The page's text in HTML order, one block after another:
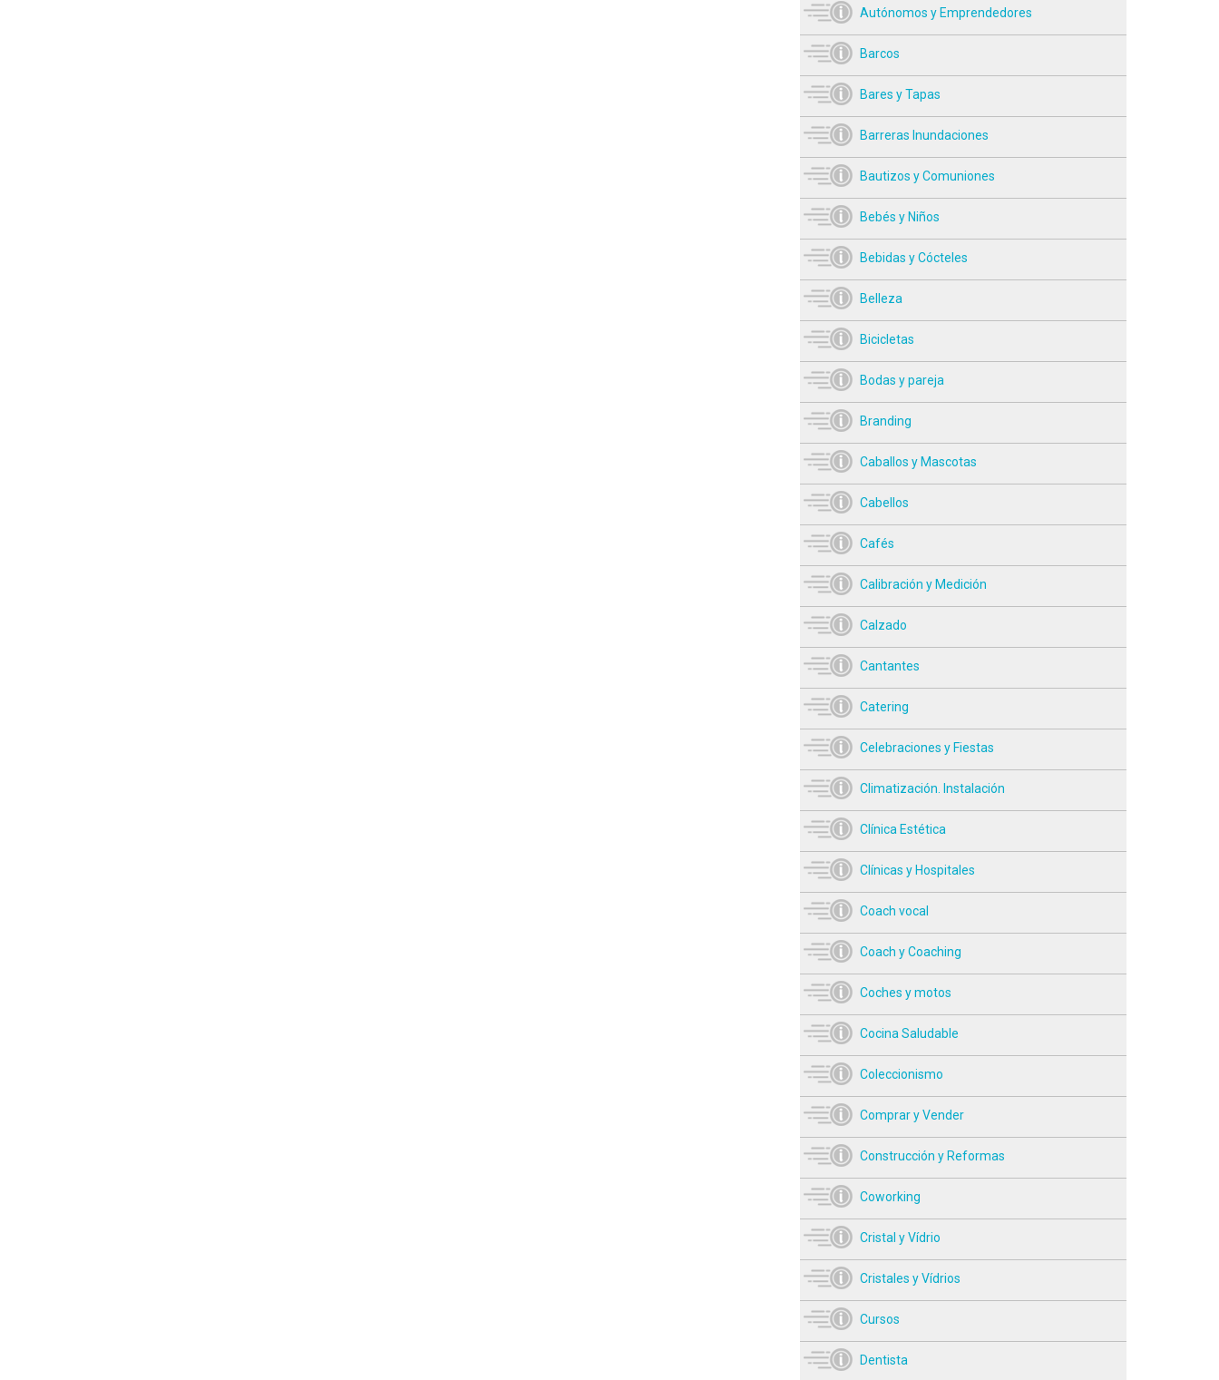
Autónomos y Emprendedores
Barcos
Bares y Tapas
Barreras Inundaciones
Bautizos y Comuniones
Bebés y Niños
Bebidas y Cócteles
Belleza
Bicicletas
Bodas y pareja
Branding
Caballos y Mascotas
Cabellos
Cafés
Calibración y Medición
Calzado
Cantantes
Catering
Celebraciones y Fiestas
Climatización. Instalación
Clínica Estética
Clínicas y Hospitales
Coach vocal
Coach y Coaching
Coches y motos
Cocina Saludable
Coleccionismo
Comprar y Vender
Construcción y Reformas
Coworking
Cristal y Vídrio
Cristales y Vídrios
Cursos
Dentista